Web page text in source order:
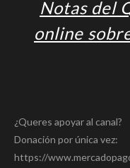
Notas del
online
¿Queres apoyar al canal?
Donación por única vez:
https://